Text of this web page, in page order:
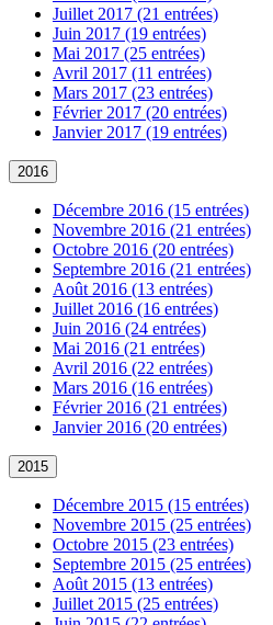
Juillet 2017 (21 entrées)
Juin 2017 (19 entrées)
Mai 2017 (25 entrées)
Avril 2017 (11 entrées)
Mars 2017 (23 entrées)
Février 2017 (20 entrées)
Janvier 2017 (19 entrées)
2016
Décembre 2016 (15 entrées)
Novembre 2016 (21 entrées)
Octobre 2016 (20 entrées)
Septembre 2016 (21 entrées)
Août 2016 (13 entrées)
Juillet 2016 (16 entrées)
Juin 2016 (24 entrées)
Mai 2016 (21 entrées)
Avril 2016 (22 entrées)
Mars 2016 (16 entrées)
Février 2016 (21 entrées)
Janvier 2016 (20 entrées)
2015
Décembre 2015 (15 entrées)
Novembre 2015 (25 entrées)
Octobre 2015 (23 entrées)
Septembre 2015 (25 entrées)
Août 2015 (13 entrées)
Juillet 2015 (25 entrées)